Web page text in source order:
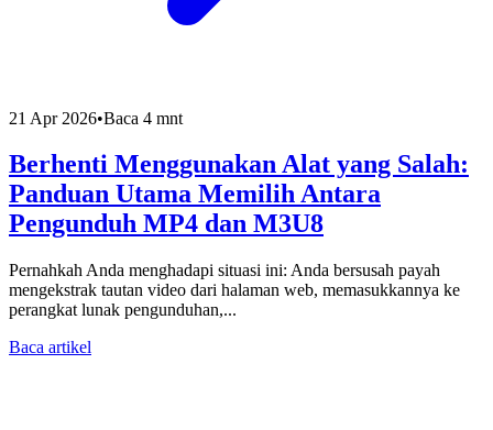
21 Apr 2026•Baca 4 mnt
Berhenti Menggunakan Alat yang Salah:
Panduan Utama Memilih Antara
Pengunduh MP4 dan M3U8
Pernahkah Anda menghadapi situasi ini: Anda bersusah payah
mengekstrak tautan video dari halaman web, memasukkannya ke
perangkat lunak pengunduhan,...
Baca artikel